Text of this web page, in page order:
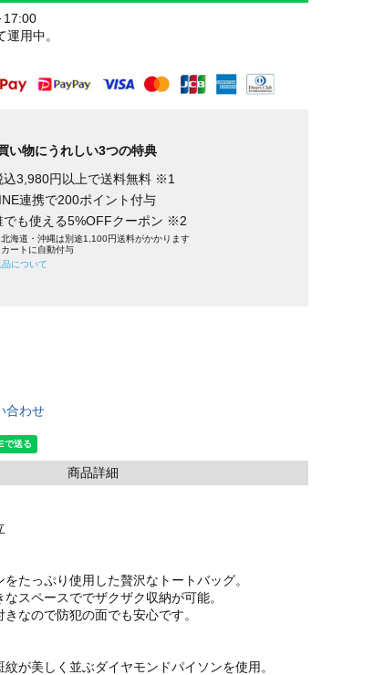
17:00
用中。
い物にうれしい3つの特典
込3,980円以上で送料無料 ※1
連携で200ポイント付与
でも使える5%OFFクーポン ※2
海道・沖縄は別途1,100円送料がかかります
ートに自動付与
について
合わせ
商品詳細
たっぷり使用した贅沢なトートバッグ。
スペースででザクザク収納が可能。
なので防犯の面でも安心です。
が美しく並ぶダイヤモンドパイソンを使用。